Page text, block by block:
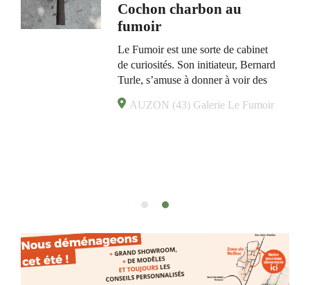
Cochon charbon au
fumoir
Le Fumoir est une sorte de cabinet
de curiosités. Son initiateur, Bernard
Turle, s’amuse à donner à voir des
associations fertiles, graves ou
drôles, parfois fumeuses. Des
(de peau).entre.sarcasme et facétie.
Programmée en off du festival
d’Auzon, cette expo-
installation temporaire vous livre une
raison de plus d’aller faire un tour
AUZON (43) Galerie Le Fumoir